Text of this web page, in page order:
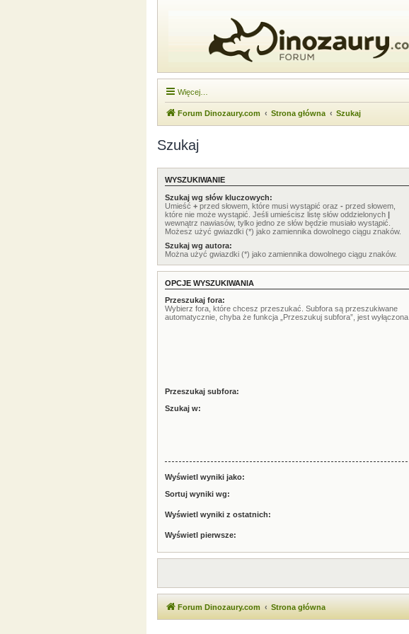
Więcej…
Forum Dinozaury.com Strona główna Szukaj
Szukaj
WYSZUKIWANIE
Szukaj wg słów kluczowych:
Umieść + przed słowem, które musi wystąpić oraz - przed słowem,
które nie może wystąpić. Jeśli umieścisz listę słów oddzielonych |
wewnątrz nawiasów, tylko jedno ze słów będzie musiało wystąpić.
Możesz użyć gwiazdki (*) jako zamiennika dowolnego ciągu znaków.
Szukaj wg autora:
Można użyć gwiazdki (*) jako zamiennika dowolnego ciągu znaków.
OPCJE WYSZUKIWANIA
Przeszukaj fora:
Wybierz fora, które chcesz przeszukać. Subfora są przeszukiwane
automatycznie, chyba że funkcja „Przeszukuj subfora”, jest wyłączona.
Przeszukaj subfora:
Szukaj w:
Wyświetl wyniki jako:
Sortuj wyniki wg:
Wyświetl wyniki z ostatnich:
Wyświetl pierwsze:
Forum Dinozaury.com Strona główna